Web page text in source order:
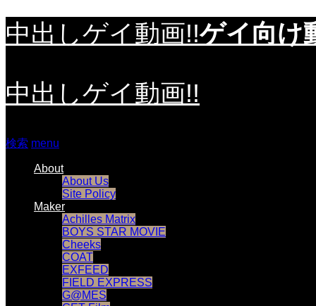
中出しゲイ動画!!ゲイ向け
中出しゲイ動画!!
検索 menu
About
About Us
Site Policy
Maker
Achilles Matrix
BOYS STAR MOVIE
Cheeks
COAT
EXFEED
FIELD EXPRESS
G@MES